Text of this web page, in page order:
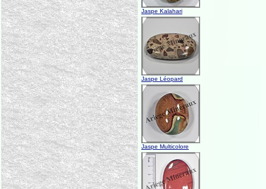
Jaspe Kalahari
Jaspe Léopard
Jaspe Multicolore